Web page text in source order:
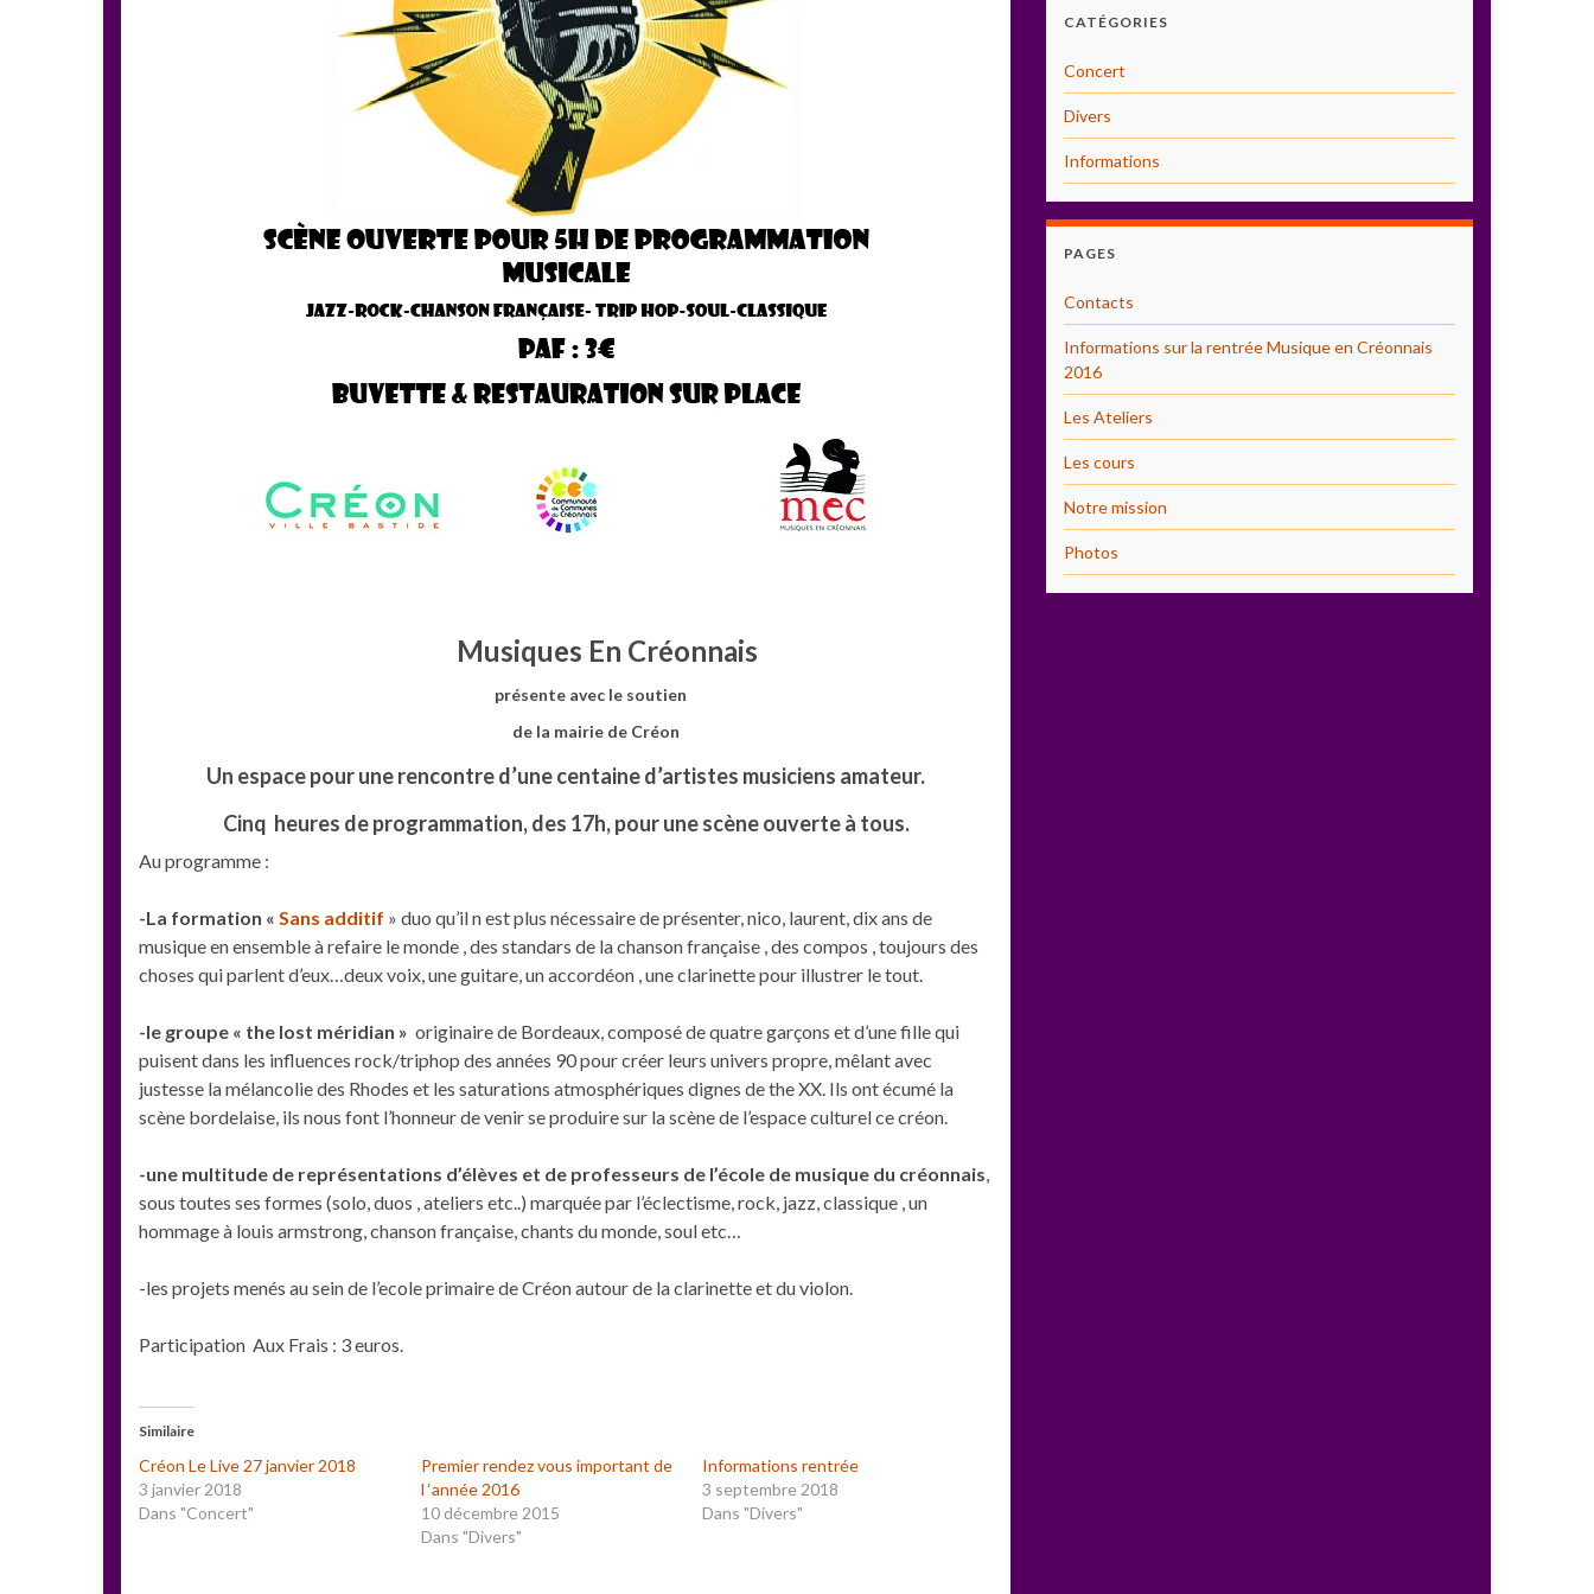
Musiques En Créonnais
présente avec le soutien
de la mairie de Créon
Un espace pour une rencontre d’une centaine d’artistes musiciens amateur.
Cinq heures de programmation, des 17h, pour une scène ouverte à tous.
Au programme :
-La formation « Sans additif » duo qu’il n est plus nécessaire de présenter, nico, laurent, dix ans de
musique en ensemble à refaire le monde , des standars de la chanson française , des compos , toujours des
choses qui parlent d’eux…deux voix, une guitare, un accordéon , une clarinette pour illustrer le tout.
-le groupe « the lost méridian » originaire de Bordeaux, composé de quatre garçons et d’une fille qui
puisent dans les influences rock/triphop des années 90 pour créer leurs univers propre, mêlant avec
justesse la mélancolie des Rhodes et les saturations atmosphériques dignes de the XX. Ils ont écumé la
scène bordelaise, ils nous font l’honneur de venir se produire sur la scène de l’espace culturel ce créon.
-une multitude de représentations d’élèves et de professeurs de l’école de musique du créonnais,
sous toutes ses formes (solo, duos , ateliers etc..) marquée par l’éclectisme, rock, jazz, classique , un
hommage à louis armstrong, chanson française, chants du monde, soul etc…
-les projets menés au sein de l’ecole primaire de Créon autour de la clarinette et du violon.
Participation Aux Frais : 3 euros.
Similaire
Créon Le Live 27 janvier 2018
3 janvier 2018
Dans "Concert"
Premier rendez vous important de
l ‘année 2016
10 décembre 2015
Dans "Divers"
Informations rentrée
3 septembre 2018
Dans "Divers"
CATÉGORIES
Concert
Divers
Informations
PAGES
Contacts
Informations sur la rentrée Musique en Créonnais
2016
Les Ateliers
Les cours
Notre mission
Photos